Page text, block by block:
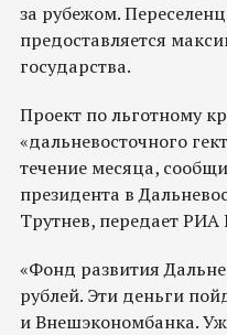
за рубежом.
предоставляется
государства.
Проект по льготному
«дальневосточного
течение месяца,
президента в
Трутнев, передает РИА
«Фонд развития
рублей. Эти деньги
и Внешэкономбанка.